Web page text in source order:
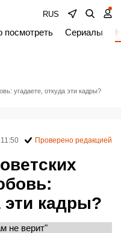
RUS
посмотреть Сериалы
угадаете, откуда эти кадры?
эти кадры?
Проверено редакцией